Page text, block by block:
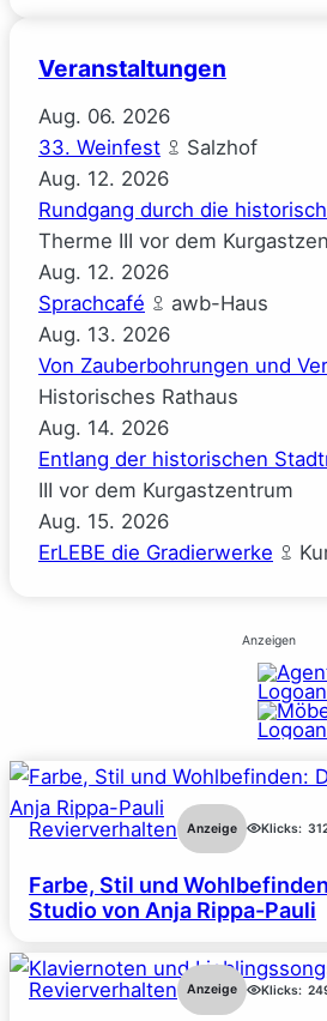
Veranstaltungen
Aug. 06. 2026
33. Weinfest
Salzhof
Aug. 12. 2026
Rundgang durch die
Therme III vor dem
Aug. 12. 2026
Sprachcafé
awb-Haus
Aug. 13. 2026
Von Zauberbohrungen und
Historisches Rathaus
Aug. 14. 2026
Entlang der historischen
III vor dem Kurgastzentrum
Aug. 15. 2026
ErLEBE die Gradierwerke
Anzeigen
Revierverhalten Anzeige Klicks:
Farbe, Stil und
Studio von Anja Rippa-Pauli
Revierverhalten Anzeige Klicks: